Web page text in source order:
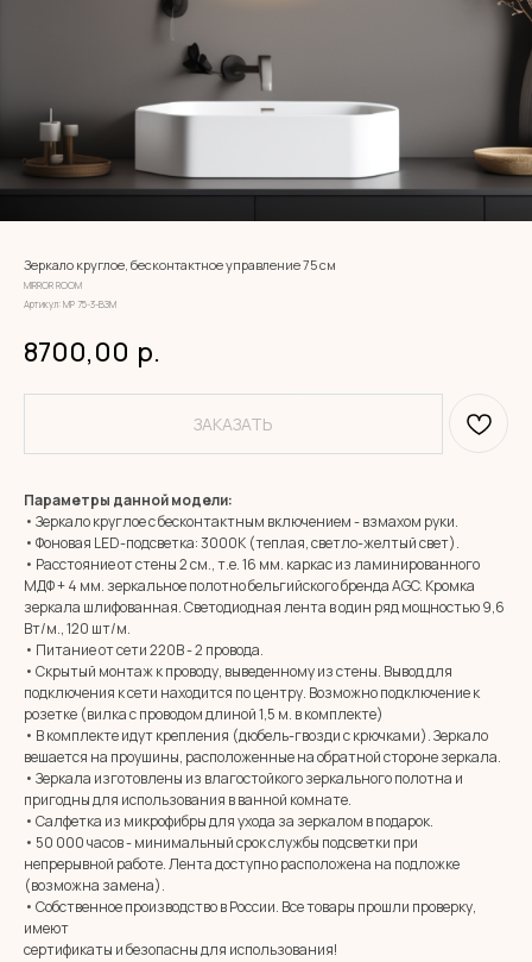
Зеркало круглое, бесконтактное управление 75 см
MIRROR ROOM
Артикул:МР 75-3-ВЗМ
8700,00 р.
ЗАКАЗАТЬ
Параметры данной модели:
• Зеркало круглое с бесконтактным включением - взмахом руки.
• Фоновая LED-подсветка: 3000К (теплая, светло-желтый свет).
• Расстояние от стены 2 см., т.е. 16 мм. каркас из ламинированного
МДФ + 4 мм. зеркальное полотно бельгийского бренда AGC. Кромка
зеркала шлифованная. Светодиодная лента в один ряд мощностью 9,6
Вт/м., 120 шт/м.
• Питание от сети 220В - 2 провода.
• Скрытый монтаж к проводу, выведенному из стены. Вывод для
подключения к сети находится по центру. Возможно подключение к
розетке (вилка с проводом длиной 1,5 м. в комплекте)
• В комплекте идут крепления (дюбель-гвозди с крючками). Зеркало
вешается на проушины, расположенные на обратной стороне зеркала.
• Зеркала изготовлены из влагостойкого зеркального полотна и
пригодны для использования в ванной комнате.
• Салфетка из микрофибры для ухода за зеркалом в подарок.
• 50 000 часов - минимальный срок службы подсветки при
непрерывной работе. Лента доступно расположена на подложке
(возможна замена).
• Собственное производство в России. Все товары прошли проверку,
имеют
сертификаты и безопасны для использования!
MIRROR ROOM
+7 (961) 595-72-73
E-mail:
Адрес: 350037, г. Краснодар,